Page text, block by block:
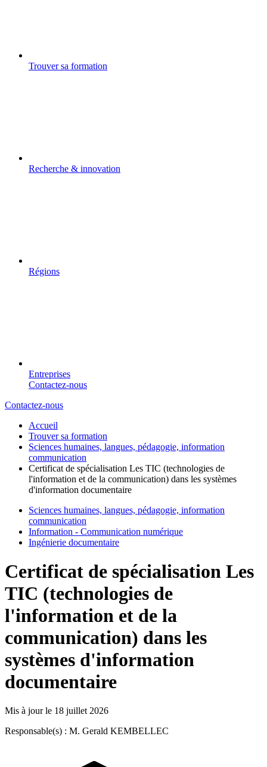
Trouver sa formation
Recherche & innovation
Régions
Entreprises
Contactez-nous
Contactez-nous
Accueil
Trouver sa formation
Sciences humaines, langues, pédagogie, information
communication
Certificat de spécialisation Les TIC (technologies de
l'information et de la communication) dans les systèmes
d'information documentaire
Sciences humaines, langues, pédagogie, information
communication
Information - Communication numérique
Ingénierie documentaire
Certificat de spécialisation Les
TIC (technologies de
l'information et de la
communication) dans les
systèmes d'information
documentaire
Mis à jour le 18 juillet 2026
Responsable(s) : M. Gerald KEMBELLEC